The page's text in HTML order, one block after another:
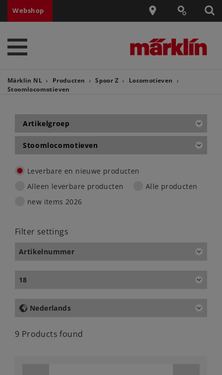
Webshop
Märklin NL Producten Spoor Z
Locomotieven
Stoomlocomotieven
Artikelgroep
Stoomlocomotieven
Leverbare en nieuwe producten
Alleen leverbare producten
Alle producten
new items 2026
Filter settings
Artikelnummer
18
Nederlands
9 Products found